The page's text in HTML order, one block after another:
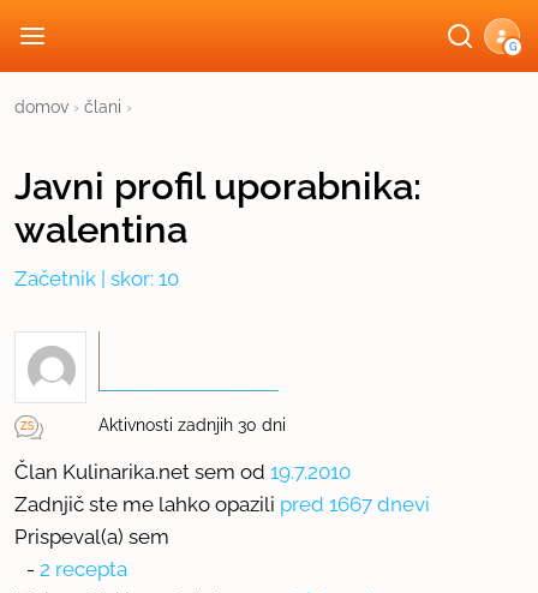
G
domov › člani ›
Javni profiluporabnika:
walentina
Začetnik | skor: 10
Aktivnosti zadnjih 30 dni
Član Kulinarika.net sem od 19.7.2010
Zadnjič ste me lahko opazili pred 1667 dnevi
Prispeval(a) sem
- 2 recepta